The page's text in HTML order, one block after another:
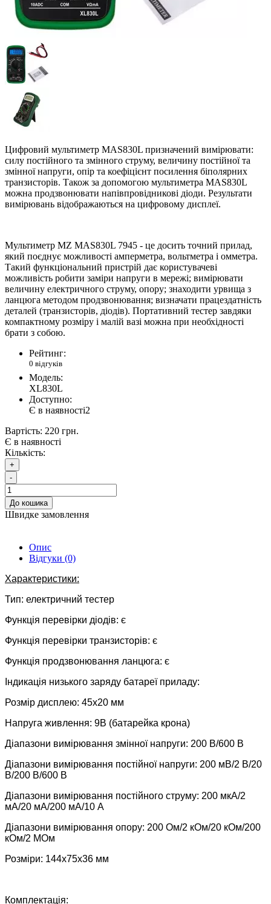
Цифровий мультиметр MAS830L призначений вимірювати:
силу постійного та змінного струму, величину постійної та
змінної напруги, опір та коефіцієнт посилення біполярних
транзисторів. Також за допомогою мультиметра MAS830L
можна продзвонювати напівпровідникові діоди. Результати
вимірювань відображаються на цифровому дисплеї.
Мультиметр MZ MAS830L 7945 - це досить точний прилад,
який поєднує можливості амперметра, вольтметра і омметра.
Такий функціональний пристрій дає користувачеві
можливість робити заміри напруги в мережі; вимірювати
величину електричного струму, опору; знаходити урвища з
ланцюга методом продзвонювання; визначати працездатність
деталей (транзисторів, діодів). Портативний тестер завдяки
компактному розміру і малій вазі можна при необхідності
брати з собою.
Рейтинг:
0 відгуків
Модель:
XL830L
Доступно:
Є в наявності2
Вартість: 220 грн.
Є в наявності
Кількість:
+
-
До кошика
Швидке замовлення
Опис
Відгуки (0)
Характеристики:
Тип: електричний тестер
Функція перевірки діодів: є
Функція перевірки транзисторів: є
Функція продзвонювання ланцюга: є
Індикація низького заряду батареї приладу:
Розмір дисплею: 45x20 мм
Напруга живлення: 9В (батарейка крона)
Діапазони вимірювання змінної напруги: 200 В/600 В
Діапазони вимірювання постійної напруги: 200 мВ/2 В/20
В/200 В/600 В
Діапазони вимірювання постійного струму: 200 мкА/2
мА/20 мА/200 мА/10 А
Діапазони вимірювання опору: 200 Ом/2 кОм/20 кОм/200
кОм/2 МОм
Розміри: 144x75x36 мм
Комплектація: